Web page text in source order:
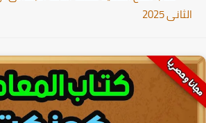
الثانى 2025